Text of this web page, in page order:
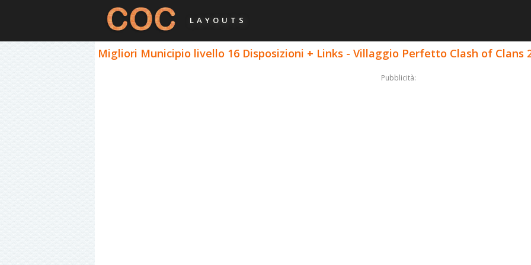
LAYOUTS
Migliori Municipio livello 16 Disposizioni + Links - Villaggio Perfetto Clash of Clans
Pubblicità: